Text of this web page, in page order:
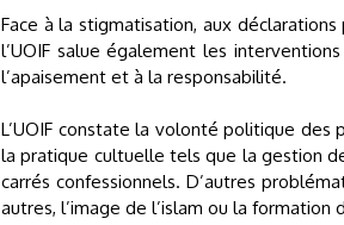
Face à la stigmatisation, aux
l’UOIF salue également les
l’apaisement et à la responsabilité.
L’UOIF constate la volonté politique
la pratique cultuelle tels que la gestion
carrés confessionnels. D’autres
autres, l’image de l’islam ou la formation